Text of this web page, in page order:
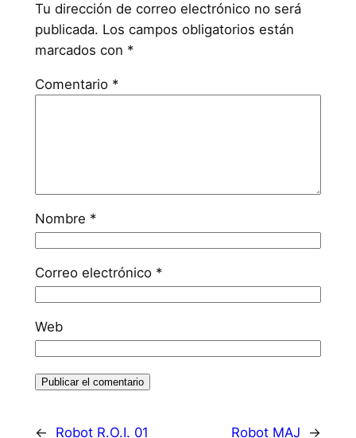
Tu dirección de correo electrónico no será
publicada. Los campos obligatorios están
marcados con *
Comentario *
Nombre *
Correo electrónico *
Web
← Robot R.O.I. 01 Robot MAJ →